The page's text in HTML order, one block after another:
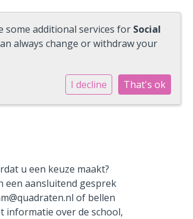
u een keuze maakt?
een aansluitend gesprek
of bellen
informatie over de school,
some additional services for Social
always change or withdraw your
I decline That's ok